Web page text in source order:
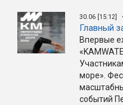
30.06 [15:12]
Главный
Впервые
море».
событий